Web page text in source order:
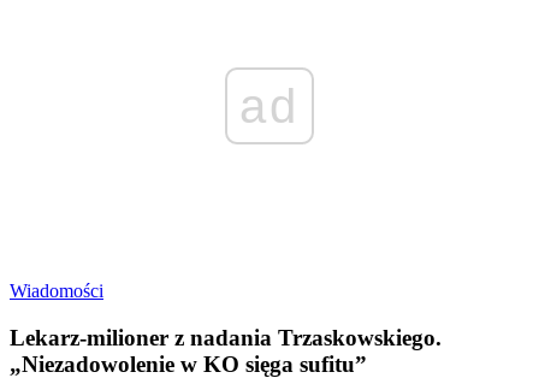
ad
Wiadomości
Lekarz-milioner z nadania Trzaskowskiego.
„Niezadowolenie w KO sięga sufitu”